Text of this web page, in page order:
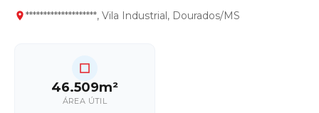
********************, Vila Industrial, Dourados/MS
46.509m²
ÁREA ÚTIL